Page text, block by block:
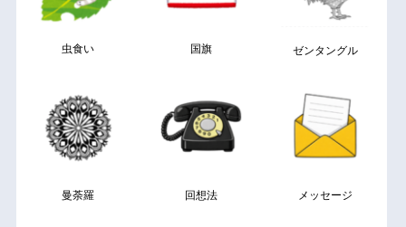
虫食い 国旗 ゼンタングル
曼荼羅 回想法 メッセージ